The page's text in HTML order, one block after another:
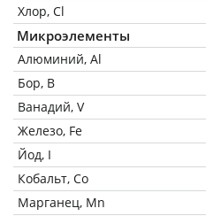
Хлор, Cl
Микроэлементы
Алюминий, Al
Бор, B
Ванадий, V
Железо, Fe
Йод, I
Кобальт, Co
Марганец, Mn